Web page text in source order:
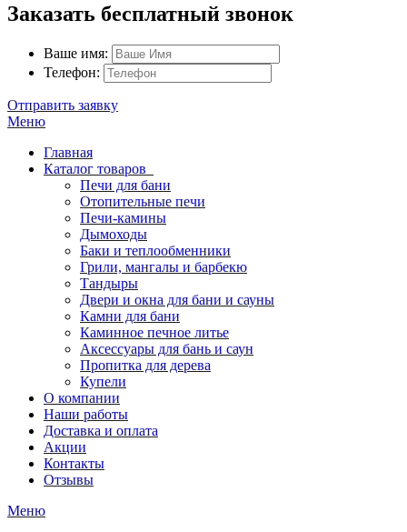
Заказать бесплатный звонок
Ваше имя:
Телефон:
Отправить заявку
Меню
Главная
Каталог товаров
Печи для бани
Отопительные печи
Печи-камины
Дымоходы
Баки и теплообменники
Грили, мангалы и барбекю
Тандыры
Двери и окна для бани и сауны
Камни для бани
Каминное печное литье
Аксессуары для бань и саун
Пропитка для дерева
Купели
О компании
Наши работы
Доставка и оплата
Акции
Контакты
Отзывы
Меню